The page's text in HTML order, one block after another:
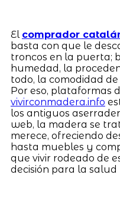
El comprador
basta con que le
troncos en la puerta;
humedad, la
todo, la comodidad
Por eso, plataformas
vivirconmadera.info
los antiguos
web, la madera se
merece, ofreciendo
hasta muebles y
que vivir rodeado de
decisión para la salud